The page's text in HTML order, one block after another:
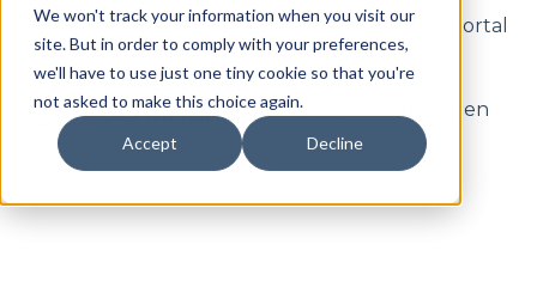
We won't track your information when you visit our
site. But in order to comply with your preferences,
we'll have to use just one tiny cookie so that you're
not asked to make this choice again.
Accept Decline
DeutschUntermenü für Übersetzungen
Kundenportal
Tickets Abmelden